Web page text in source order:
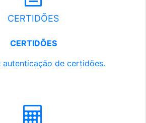
CERTIDÕES
CERTIDÕES
autenticação de certidões.